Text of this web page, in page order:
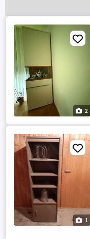
2
1